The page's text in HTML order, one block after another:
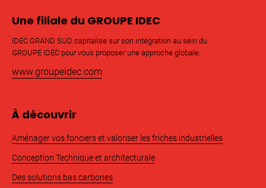
Une filiale du GROUPE IDEC
IDEC GRAND SUD capitalise sur son intégration au sein du
GROUPE IDEC pour vous proposer une approche globale.
www.groupeidec.com
À découvrir
Aménager vos fonciers et valoriser les friches industrielles
Conception Technique et architecturale
Des solutions bas carbones